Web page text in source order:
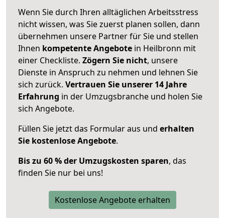
Wenn Sie durch Ihren alltäglichen Arbeitsstress
nicht wissen, was Sie zuerst planen sollen, dann
übernehmen unsere Partner für Sie und stellen
Ihnen kompetente Angebote in Heilbronn mit
einer Checkliste. Zögern Sie nicht, unsere
Dienste in Anspruch zu nehmen und lehnen Sie
sich zurück. Vertrauen Sie unserer 14 Jahre
Erfahrung in der Umzugsbranche und holen Sie
sich Angebote.
Füllen Sie jetzt das Formular aus und erhalten
Sie kostenlose Angebote.
Bis zu 60 % der Umzugskosten sparen, das
finden Sie nur bei uns!
Kostenlose Angebote erhalten